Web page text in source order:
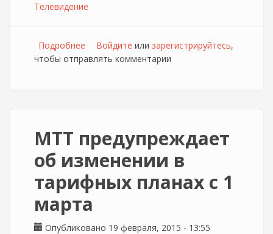
Телевидение
Подробнее о МТТ изменит принцип списания
абонентской платы за КТВ
Войдите или зарегистрируйтесь,
чтобы отправлять комментарии
МТТ предупреждает
об изменении в
тарифных планах с 1
марта
Опубликовано 19 февраля, 2015 - 13:55